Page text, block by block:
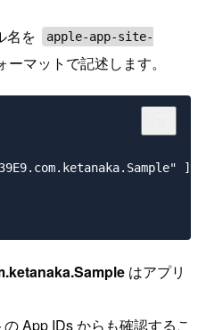
名を
apple-app-site-
マットで記述します。
]
はアプリ
App IDs からも確認するこ